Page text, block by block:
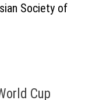
Society of
Cup